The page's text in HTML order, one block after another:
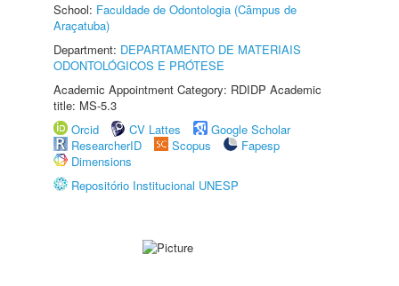
School: Faculdade de Odontologia (Câmpus de
Araçatuba)
Department: DEPARTAMENTO DE MATERIAIS
ODONTOLÓGICOS E PRÓTESE
Academic Appointment Category: RDIDP Academic
title: MS-5.3
Orcid
CV Lattes
Google Scholar
ResearcherID
Scopus
Fapesp
Dimensions
Repositório Institucional UNESP